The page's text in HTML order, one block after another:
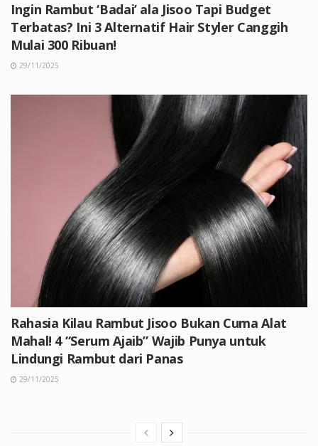
Ingin Rambut ‘Badai’ ala Jisoo Tapi Budget
Terbatas? Ini 3 Alternatif Hair Styler Canggih
Mulai 300 Ribuan!
29/11/2025
Rahasia Kilau Rambut Jisoo Bukan Cuma Alat
Mahal! 4 “Serum Ajaib” Wajib Punya untuk
Lindungi Rambut dari Panas
29/11/2025